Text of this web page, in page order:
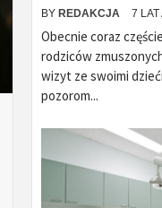
BY REDAKCJA 7 LAT
Obecnie coraz
rodziców
wizyt ze swoimi
pozorom...